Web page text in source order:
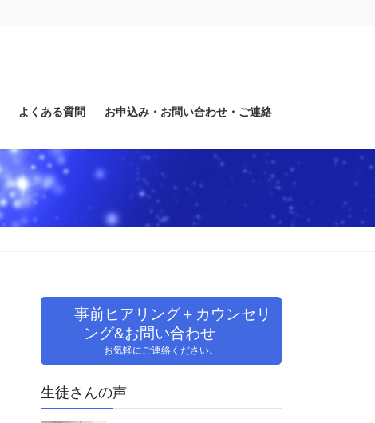
よくある質問 お申込み・お問い合わせ・ご連絡
事前ヒアリング＋カウンセリ
ング&お問い合わせ
お気軽にご連絡ください。
生徒さんの声